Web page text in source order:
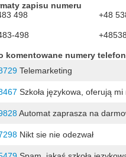
zapisu numeru
498
+48
498
komentowane numery
Telemarketing
Szkoła językowa, oferują
Automat zaprasza na
Nikt sie nie odezwał